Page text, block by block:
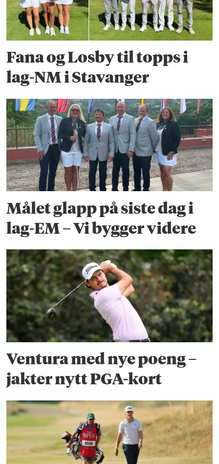
Fana og Losby til topps i
lag-NM i Stavanger
Målet glapp på siste dag i
lag-EM – Vi bygger videre
Ventura med nye poeng –
jakter nytt PGA-kort